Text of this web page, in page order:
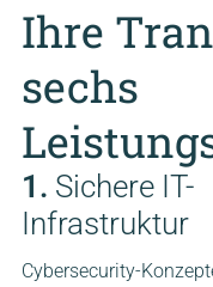
Ihre
sechs
1. Sichere IT-
Infrastruktur
Cybersecurity-